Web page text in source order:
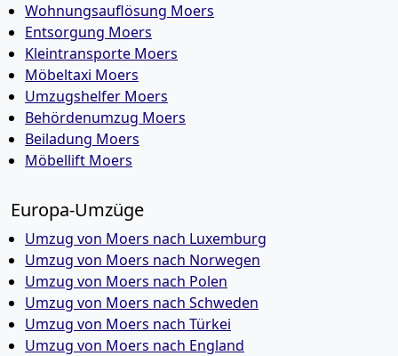
Wohnungsauflösung Moers
Entsorgung Moers
Kleintransporte Moers
Möbeltaxi Moers
Umzugshelfer Moers
Behördenumzug Moers
Beiladung Moers
Möbellift Moers
Europa-Umzüge
Umzug von Moers nach Luxemburg
Umzug von Moers nach Norwegen
Umzug von Moers nach Polen
Umzug von Moers nach Schweden
Umzug von Moers nach Türkei
Umzug von Moers nach England